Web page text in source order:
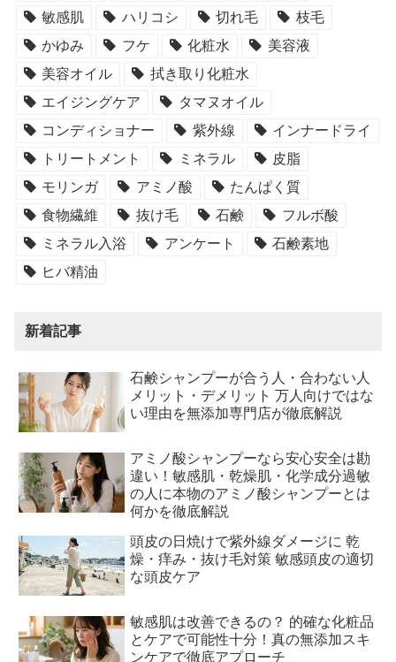
敏感肌
ハリコシ 切れ毛
枝毛
かゆみ
フケ 化粧水
美容液
美容オイル
拭き取り化粧水
エイジングケア
タマヌオイル
コンディショナー
紫外線
インナードライ
トリートメント
ミネラル
皮脂
モリンガ
アミノ酸
たんぱく質
食物繊維
抜け毛 石鹸
フルボ酸
ミネラル入浴
アンケート
石鹸素地
ヒバ精油
新着記事
石鹸シャンプーが合う人・合わない人
メリット・デメリット 万人向けではな
い理由を無添加専門店が徹底解説
アミノ酸シャンプーなら安心安全は勘
違い！敏感肌・乾燥肌・化学成分過敏
の人に本物のアミノ酸シャンプーとは
何かを徹底解説
頭皮の日焼けで紫外線ダメージに 乾
燥・痒み・抜け毛対策 敏感頭皮の適切
な頭皮ケア
敏感肌は改善できるの？ 的確な化粧品
とケアで可能性十分！真の無添加スキ
ンケアで徹底アプローチ